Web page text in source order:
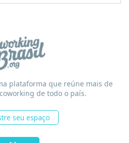
plataforma que reúne mais de
de todo o país.
seu espaço